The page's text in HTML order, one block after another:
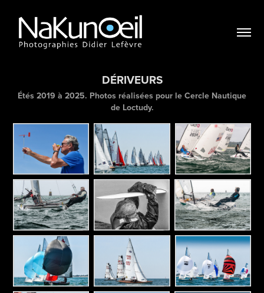
DÉRIVEURS
Étés 2019 à 2025. Photos réalisées pour le Cercle Nautique
de Loctudy.